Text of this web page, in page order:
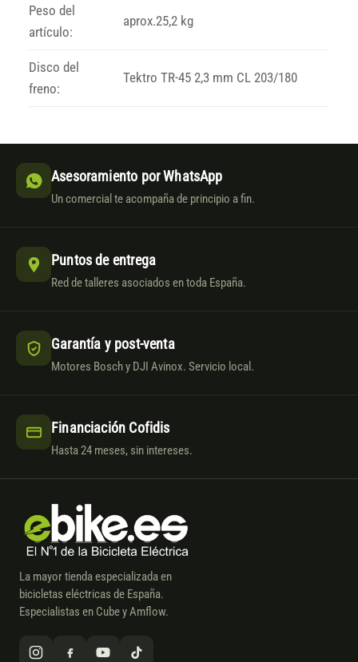
Peso del
artículo:
aprox.25,2 kg
Disco del
freno:
Tektro TR-45 2,3 mm CL 203/180
Asesoramiento por WhatsApp
Un comercial te acompaña de principio a fin.
Puntos de entrega
Red de talleres asociados en toda España.
Garantía y post-venta
Motores Bosch y DJI Avinox. Servicio local.
Financiación Cofidis
Hasta 24 meses, sin intereses.
La mayor tienda especializada en
bicicletas eléctricas de España.
Especialistas en Cube y Amflow.